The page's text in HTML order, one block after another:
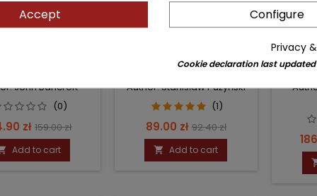
John Bancroft
(0)
zł Regular
price
159.00 zł
Add to cart
PSYCHICZNYCH I
ZABURZEŃ ZACHOWANIA
KLINICZNE I WSKAZÓWKI
DIAGNOSTYCZNE. +
BADAWCZ
Author: Stanisław Pużyński
(1)
Price
89.00 zł Regular
price
92.40 zł
 Add to cart
Accept Configure
Privacy
Cookie declaration last updated